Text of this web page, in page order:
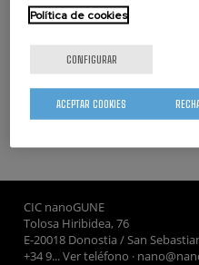
Tesis doctorales
Tesis de Máster
CIC nanoGUNE
Tolosa Hiribidea, 76
E-20018 Donostia / San
+34 9... Ver teléfono ·
Política de cookies
CONFIGURAR
ACEPTAR COOKIES